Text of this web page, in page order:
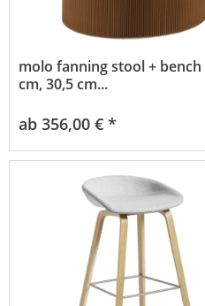
molo fanning stool + bench
cm, 30,5 cm...
ab 356,00 € *